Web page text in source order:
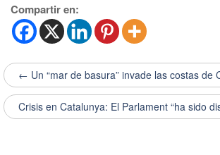
Compartir en:
← Un “mar de basura” invade las costas de
Crisis en Catalunya: El Parlament “ha sido